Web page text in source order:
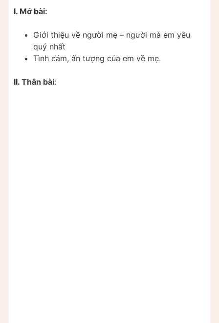
I. Mở bài:
Giới thiệu về người mẹ – người mà em yêu
quý nhất
Tình cảm, ấn tượng của em về mẹ.
II. Thân bài: